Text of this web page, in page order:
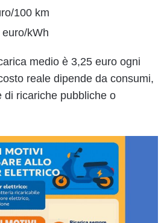
100 km
kWh
medio è 3,25 euro ogni
reale dipende da consumi,
di ricariche pubbliche o